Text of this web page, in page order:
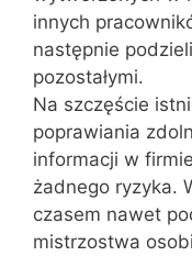
innych
następnie
pozostałymi.
Na szczęście
poprawiania
informacji w
żadnego ryzyka.
czasem nawet
mistrzostwa